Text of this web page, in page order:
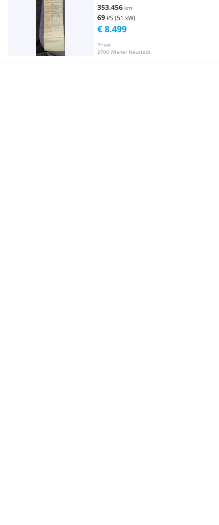
353.456 km
69 PS (51 kW)
Privat
2700 Wiener Neustadt
€ 8.499